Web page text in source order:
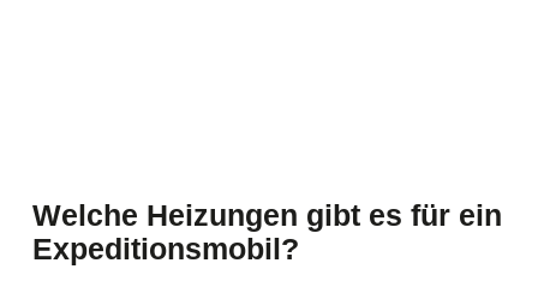
Welche Heizungen gibt es für ein
Expeditionsmobil?